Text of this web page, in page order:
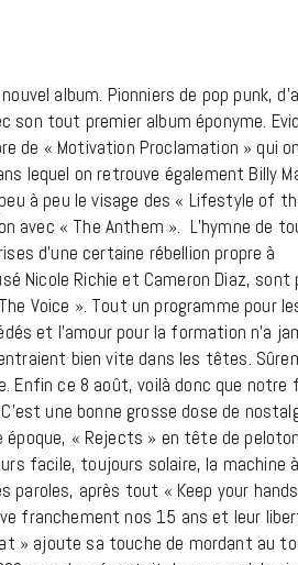
album. Pionniers de pop punk,
son tout premier album éponyme.
de « Motivation Proclamation » qui
lequel on retrouve également Billy
à peu le visage des « Lifestyle of
avec « The Anthem ». L’hymne de
d’une certaine rébellion propre à
Nicole Richie et Cameron Diaz, sont
Voice ». Tout un programme pour
et l’amour pour la formation n’a
bien vite dans les têtes.
Enfin ce 8 août, voilà donc que notre
une bonne grosse dose de
« Rejects » en tête de
facile, toujours solaire, la machine
paroles, après tout « Keep your
franchement nos 15 ans et leur
» ajoute sa touche de mordant au
CINÉMA ET
Disclosure Day : le
de Steven
9 JUIN